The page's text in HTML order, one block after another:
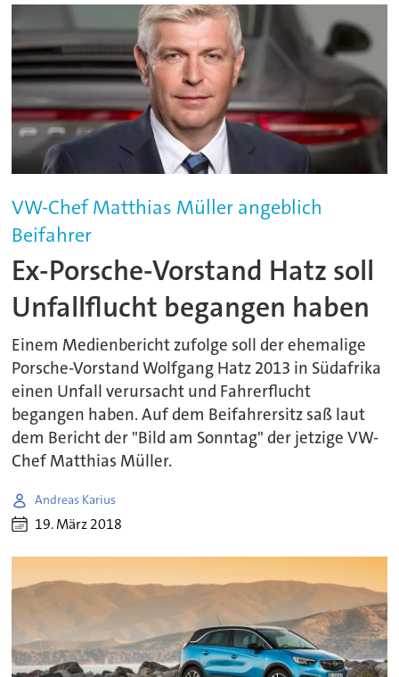
VW-Chef Matthias Müller angeblich
Beifahrer
Ex-Porsche-Vorstand Hatz soll
Unfallflucht begangen haben
Einem Medienbericht zufolge soll der ehemalige
Porsche-Vorstand Wolfgang Hatz 2013 in Südafrika
einen Unfall verursacht und Fahrerflucht
begangen haben. Auf dem Beifahrersitz saß laut
dem Bericht der "Bild am Sonntag" der jetzige VW-
Chef Matthias Müller.
Andreas Karius
19. März 2018